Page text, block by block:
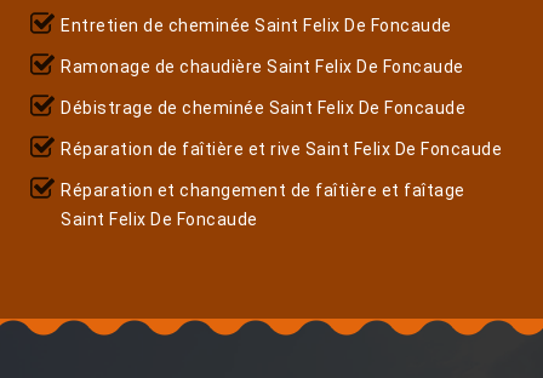
Entretien de cheminée Saint Felix De Foncaude
Ramonage de chaudière Saint Felix De Foncaude
Débistrage de cheminée Saint Felix De Foncaude
Réparation de faîtière et rive Saint Felix De Foncaude
Réparation et changement de faîtière et faîtage
Saint Felix De Foncaude